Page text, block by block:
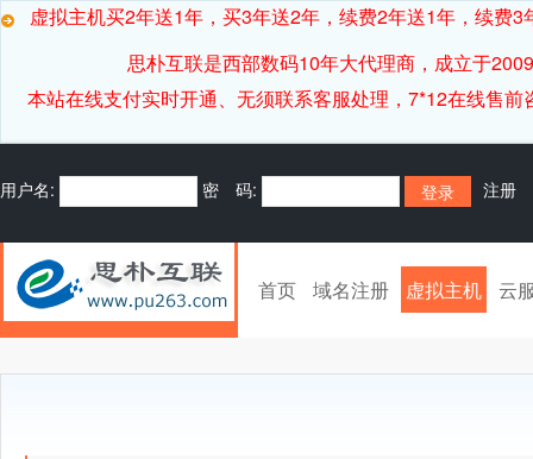
虚拟主机买2年送1年，买3年送2年，续费2年送1年，续费
思朴互联是西部数码10年大代理商，成立于
本站在线支付实时开通、无须联系客服处理，7*12在线售
用户名: 密 码: 注册
首页 域名注册 虚拟主机 云